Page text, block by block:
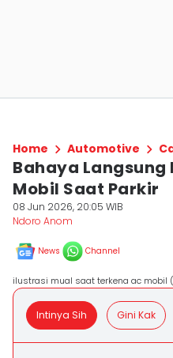
Home Automotive
Bahaya Langsung
Mobil Saat Parkir
08 Jun 2026, 20:05 WIB
Ndoro Anom
News Channel
ilustrasi mual saat terkena ac mobil
Intinya Sih Gini Kak